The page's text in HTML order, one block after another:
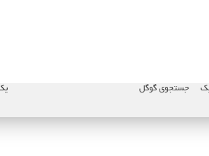
جستجوی گوگل